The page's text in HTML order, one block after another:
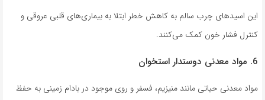
این اسیدهای چرب سالم به کاهش خطر ابتلا به بیماری‌های قلبی عروقی و
کنترل فشار خون کمک می‌کنند.
6. مواد معدنی دوستدار استخوان
مواد معدنی حیاتی مانند منیزیم، فسفر و روی موجود در بادام زمینی به حفظ